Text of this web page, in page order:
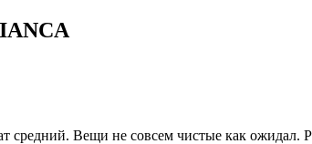
средний. Вещи не совсем чистые как ожидал.